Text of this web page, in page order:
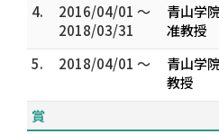
4.
2016/04/01 ～
2018/03/31
青山学
准教授
5.
2018/04/01 ～
青山学
教授
賞